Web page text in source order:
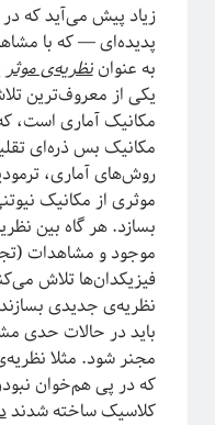
پشت‌پرده نجوم
زیاد پیش می‌آید که
پدیده‌ای — که با
به عنواننظریه‌ی موثر
یکی از معروف‌ترین
مکانیک آماری است،
مکانیک بس ذره‌ای
روش‌های آماری،
موثری از مکانیک
بسازد. هر گاه بین
موجود و مشاهدات
فیزیکدان‌ها تلاش
نظریه‌ی جدیدی
باید در حالات حدی
مجنر شود. مثلا
که در پی هم‌خوان
کلاسیک ساخته شدند